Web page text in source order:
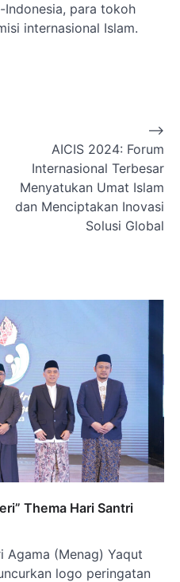
Indonesia, para tokoh
internasional Islam.
AICIS 2024: Forum
Internasional Terbesar
Menyatukan Umat Islam
dan Menciptakan Inovasi
Solusi Global
⟶
Thema Hari Santri
Agama (Menag) Yaqut
logo peringatan